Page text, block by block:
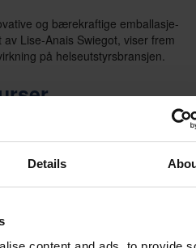
Details
og bærekraftige emballasje-
Lise-Anais Swiegot, viser frem
på helseutstyrsbransjen.
kalkulator til å måle
miljømessige besparelser.
ingeniøreksperter på mer enn